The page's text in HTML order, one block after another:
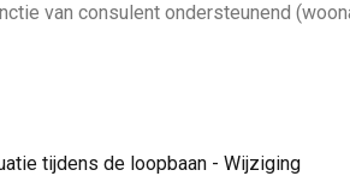
van consulent ondersteunend
tijdens de loopbaan - Wijziging